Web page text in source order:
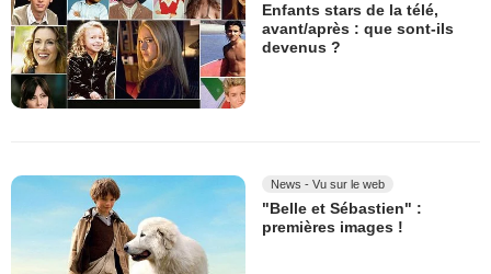
Enfants stars de la télé,
avant/après : que sont-ils
devenus ?
News - Vu sur le web
"Belle et Sébastien" :
premières images !